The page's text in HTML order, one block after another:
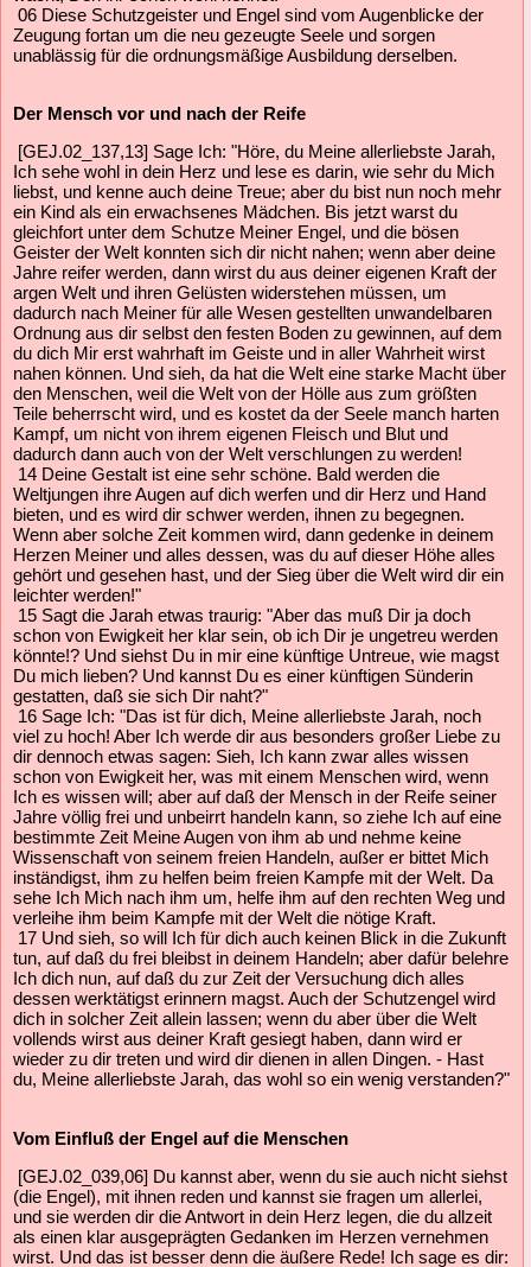
06 Diese Schutzgeister und Engel sind vom Augenblicke der
Zeugung fortan um die neu gezeugte Seele und sorgen
unablässig für die ordnungsmäßige Ausbildung derselben.
Der Mensch vor und nach der Reife
[GEJ.02_137,13] Sage Ich: "Höre, du Meine allerliebste Jarah,
Ich sehe wohl in dein Herz und lese es darin, wie sehr du Mich
liebst, und kenne auch deine Treue; aber du bist nun noch mehr
ein Kind als ein erwachsenes Mädchen. Bis jetzt warst du
gleichfort unter dem Schutze Meiner Engel, und die bösen
Geister der Welt konnten sich dir nicht nahen; wenn aber deine
Jahre reifer werden, dann wirst du aus deiner eigenen Kraft der
argen Welt und ihren Gelüsten widerstehen müssen, um
dadurch nach Meiner für alle Wesen gestellten unwandelbaren
Ordnung aus dir selbst den festen Boden zu gewinnen, auf dem
du dich Mir erst wahrhaft im Geiste und in aller Wahrheit wirst
nahen können. Und sieh, da hat die Welt eine starke Macht über
den Menschen, weil die Welt von der Hölle aus zum größten
Teile beherrscht wird, und es kostet da der Seele manch harten
Kampf, um nicht von ihrem eigenen Fleisch und Blut und
dadurch dann auch von der Welt verschlungen zu werden!
14 Deine Gestalt ist eine sehr schöne. Bald werden die
Weltjungen ihre Augen auf dich werfen und dir Herz und Hand
bieten, und es wird dir schwer werden, ihnen zu begegnen.
Wenn aber solche Zeit kommen wird, dann gedenke in deinem
Herzen Meiner und alles dessen, was du auf dieser Höhe alles
gehört und gesehen hast, und der Sieg über die Welt wird dir ein
leichter werden!"
15 Sagt die Jarah etwas traurig: "Aber das muß Dir ja doch
schon von Ewigkeit her klar sein, ob ich Dir je ungetreu werden
könnte!? Und siehst Du in mir eine künftige Untreue, wie magst
Du mich lieben? Und kannst Du es einer künftigen Sünderin
gestatten, daß sie sich Dir naht?"
16 Sage Ich: "Das ist für dich, Meine allerliebste Jarah, noch
viel zu hoch! Aber Ich werde dir aus besonders großer Liebe zu
dir dennoch etwas sagen: Sieh, Ich kann zwar alles wissen
schon von Ewigkeit her, was mit einem Menschen wird, wenn
Ich es wissen will; aber auf daß der Mensch in der Reife seiner
Jahre völlig frei und unbeirrt handeln kann, so ziehe Ich auf eine
bestimmte Zeit Meine Augen von ihm ab und nehme keine
Wissenschaft von seinem freien Handeln, außer er bittet Mich
inständigst, ihm zu helfen beim freien Kampfe mit der Welt. Da
sehe Ich Mich nach ihm um, helfe ihm auf den rechten Weg und
verleihe ihm beim Kampfe mit der Welt die nötige Kraft.
17 Und sieh, so will Ich für dich auch keinen Blick in die Zukunft
tun, auf daß du frei bleibst in deinem Handeln; aber dafür belehre
Ich dich nun, auf daß du zur Zeit der Versuchung dich alles
dessen werktätigst erinnern magst. Auch der Schutzengel wird
dich in solcher Zeit allein lassen; wenn du aber über die Welt
vollends wirst aus deiner Kraft gesiegt haben, dann wird er
wieder zu dir treten und wird dir dienen in allen Dingen. - Hast
du, Meine allerliebste Jarah, das wohl so ein wenig verstanden?"
Vom Einfluß der Engel auf die Menschen
[GEJ.02_039,06] Du kannst aber, wenn du sie auch nicht siehst
(die Engel), mit ihnen reden und kannst sie fragen um allerlei,
und sie werden dir die Antwort in dein Herz legen, die du allzeit
als einen klar ausgeprägten Gedanken im Herzen vernehmen
wirst. Und das ist besser denn die äußere Rede! Ich sage es dir: